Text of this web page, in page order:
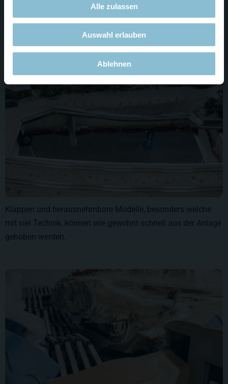
Alle zulassen
Auswahl erlauben
Ablehnen
Klappen und herausnehmbare Modelle, besonders welche
mit viel Technik, können wie gewohnt schnell aus der Anlage
gehoben werden.